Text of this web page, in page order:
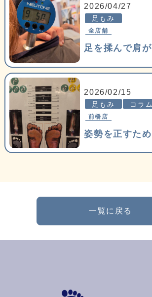
2026/04/27
足もみ
全店舗
2026/02/15
足もみ コラム
前橋店
一覧に戻る